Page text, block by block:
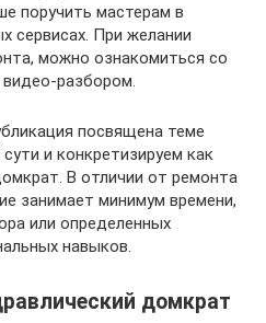
поручить мастерам в
сервисах. При желании
можно ознакомиться со
разбором.
посвящена теме
и конкретизируем как
В отличии от ремонта
занимает минимум времени,
или определенных
навыков.
домкрат